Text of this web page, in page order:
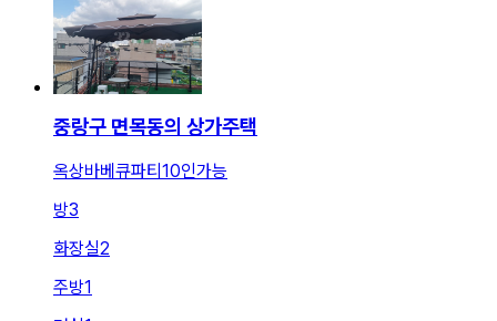
중랑구 면목동의 상가주택
옥상바베큐파티10인가능
방3
화장실2
주방1